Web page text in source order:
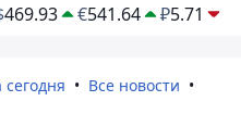
469.93 €541.64 ₽5.71
Все новости